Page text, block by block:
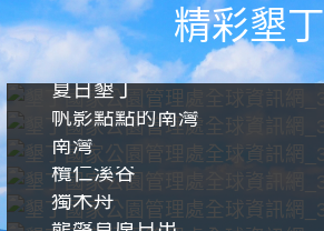
精彩墾丁
夏日墾丁
帆影點點的南灣
南灣
欖仁溪谷
獨木舟